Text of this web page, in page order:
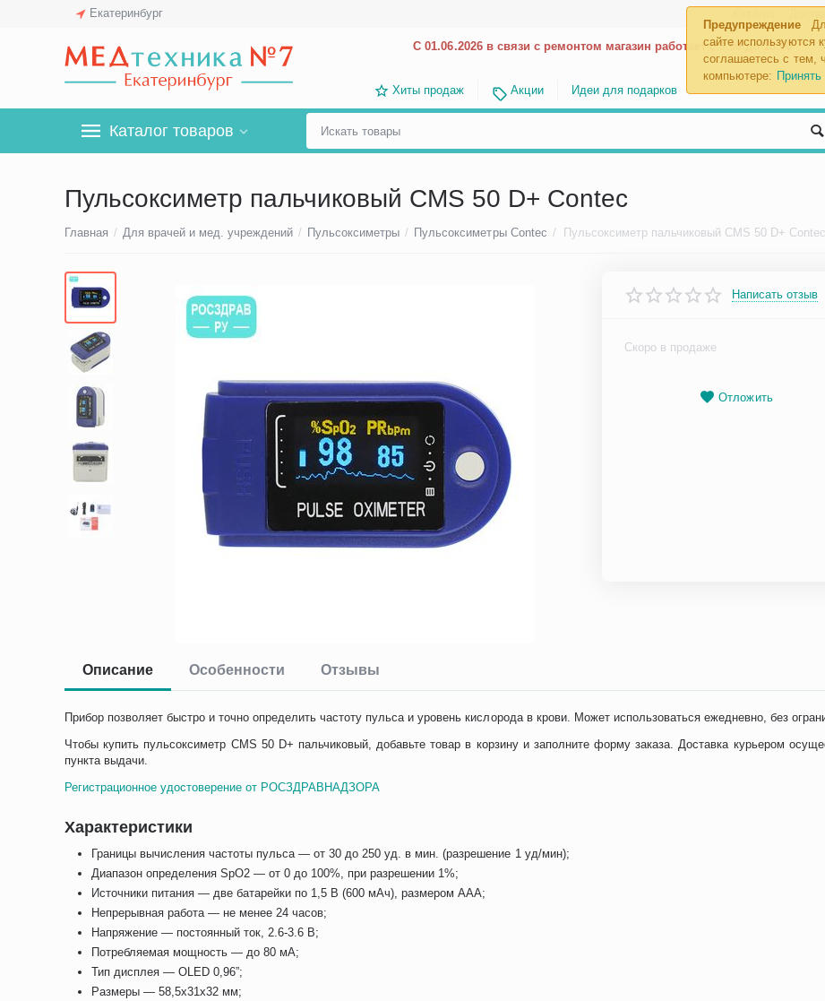
Предупреждение
сайте используются
соглашаетесь с тем,
компьютере: Принять
Екатеринбург
С 01.06.2026 в связи с ремонтом магазин работает с 9.00 до 18.00
Хиты продаж Акции Идеи для подарков
Каталог товаров
Пульсоксиметр пальчиковый CMS 50 D+ Contec
Главная / Для врачей и мед. учреждений / Пульсоксиметры / Пульсоксиметры Contec / Пульсоксиметр пальчиковый CMS 50 D+ Contec
Написать отзыв
Скоро в продаже
Отложить
Описание Особенности Отзывы
Прибор позволяет быстро и точно определить частоту пульса и уровень кислорода в крови. Может использоваться ежедневно, без
Чтобы купить пульсоксиметр CMS 50 D+ пальчиковый, добавьте товар в корзину и заполните форму заказа. Доставка курьером
пункта выдачи.
Регистрационное удостоверение от РОСЗДРАВНАДЗОРА
Характеристики
Границы вычисления частоты пульса — от 30 до 250 уд. в мин. (разрешение 1 уд/мин);
Диапазон определения SpO2 — от 0 до 100%, при разрешении 1%;
Источники питания — две батарейки по 1,5 В (600 мАч), размером ААА;
Непрерывная работа — не менее 24 часов;
Напряжение — постоянный ток, 2.6-3.6 В;
Потребляемая мощность — до 80 мА;
Тип дисплея — OLED 0,96”;
Размеры — 58,5х31х32 мм;